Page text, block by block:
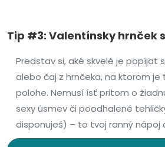
Tip #3: Valentínsky hrnček
Predstav si, aké skvelé je popíjať
alebo čaj z hrnčeka, na ktorom je
polohe. Nemusí ísť pritom o
sexy úsmev či poodhalené
disponuješ) – to tvoj ranný